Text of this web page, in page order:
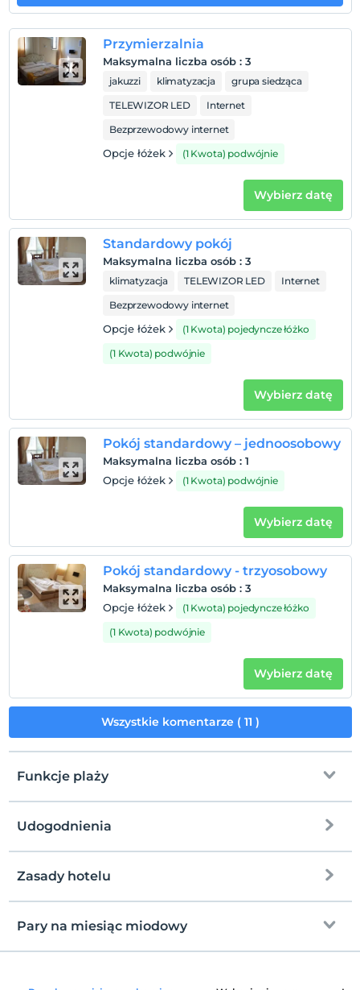
Zasady hotelu
Zameldować się
Po 14:00
Wymeldować się
Zwierzęta niedozwolone
Niemowlęta do wieku do 2 są bezpłatne.
1 dla każdego pokoju. bezpłatnie dla dzieci w wieku
poniżej 12
2 dla każdego pokoju. bezpłatnie dla dzieci w wieku
Przymierzalnia
Maksymalna liczba osób : 3
jakuzzi klimatyzacja
grupa siedząca
TELEWIZOR LED
Internet
Bezprzewodowy internet
Opcje łóżek (1 Kwota) podwójnie
Wybierz datę
Standardowy pokój
Maksymalna liczba osób : 3
klimatyzacja TELEWIZOR LED
Internet
Bezprzewodowy internet
Opcje łóżek
(1 Kwota) pojedyncze łóżko
(1 Kwota) podwójnie
Wybierz datę
Pokój standardowy – jednoosobowy
Maksymalna liczba osób : 1
Opcje łóżek
(1 Kwota) podwójnie
Wybierz datę
Pokój standardowy - trzyosobowy
Maksymalna liczba osób : 3
Opcje łóżek
(1 Kwota) pojedyncze łóżko
(1 Kwota) podwójnie
Wybierz datę
Wszystkie komentarze ( 11 )
Funkcje plaży
plaża publiczna
rusztowanie
Płytkie morze na brzegu
Udogodnienia
wolny wifi
Zasady hotelu
Zameldować się
Po 14:00
Wymeldować się
Pary na miesiąc miodowy
Śniadanie do pokoju pewnego ranka